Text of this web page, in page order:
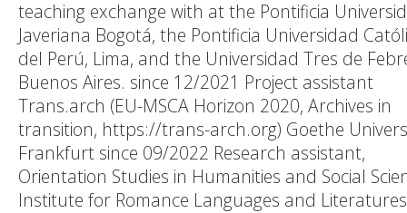
teaching exchange with at the Pontificia
Javeriana Bogotá, the Pontificia Universidad
del Perú, Lima, and the Universidad Tres de
Buenos Aires. since 12/2021 Project assistant
Trans.arch (EU-MSCA Horizon 2020, Archives in
transition, https://trans-arch.org) Goethe
Frankfurt since 09/2022 Research assistant,
Orientation Studies in Humanities and Social
Institute for Romance Languages and